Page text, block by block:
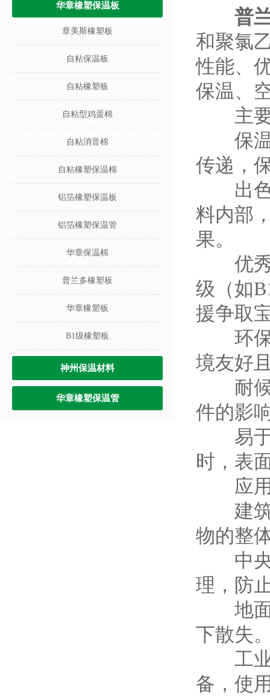
华章橡塑保温板
章美斯橡塑板
自粘保温板
自粘橡塑板
自粘型鸡蛋棉
自粘消音棉
自粘橡塑保温棉
铝箔橡塑保温板
铝箔橡塑保温管
华章保温棉
普兰多橡塑板
华章橡塑板
B1级橡塑板
神州保温材料
华章橡塑保温管
普
和聚氯
性能、
保温、
主要
保温
传递，
出色
料内部
果。
优秀
级（如
援争取
环保
境友好
耐候
件的影
易于
时，表
应用
建筑
物的整
中央
理，防
地面
下散失
工业
备，使